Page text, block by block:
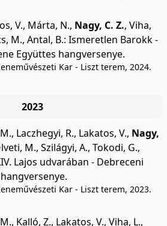
V., Márta, N., Nagy, C. Z., Viha,
M., Antal, B.: Ismeretlen Barokk -
Együttes hangversenye.
Kar - Liszt terem, 2024.
2023
, Laczhegyi, R., Lakatos, V., Nagy,
M., Szilágyi, A., Tokodi, G.,
Lajos udvarában - Debreceni
Kar - Liszt terem, 2023.
, Kalló, Z., Lakatos, V., Viha, L.,